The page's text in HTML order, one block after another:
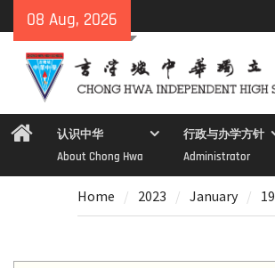
to
content
08 Aug, 2026
Home认识中华
About Chong Hwa
行政与办学方针
Administrator
Home 2023 January 19